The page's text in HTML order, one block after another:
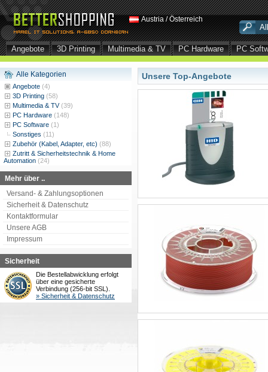
Austria / Österreich
Angebote 3D Printing Multimedia & TV PC Hardware PC
Alle Kategorien
Angebote (4)
3D Printing (58)
Multimedia & TV (39)
PC Hardware (148)
PC Software (1)
Sonstiges (11)
Zubehör (Kabel, Adapter, etc) (88)
Zutritt & Sicherheitstechnik & Home
Automation (24)
Mehr über ..
Versand- & Zahlungsoptionen
Sicherheit & Datenschutz
Kontaktformular
Unsere AGB
Impressum
Sicherheit
Die Bestellabwicklung erfolgt
über eine gesicherte
Verbindung (256-bit SSL).
» Sicherheit & Datenschutz
Unsere Top-Angebote